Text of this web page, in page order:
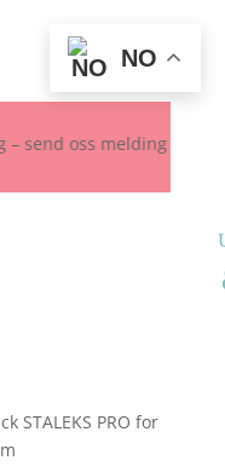
oss melding her,
STALEKS PRO for
NO